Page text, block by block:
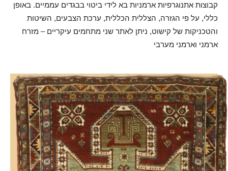
קבוצות אתנוגרפיות ארמניות בא לידי ביטוי בבגדים עממיים. באופן
כללי, על פי הגזרה, הצללית הכללית, ערכת הצבעים, השיטות
והטכניקות של קישוט, ניתן לאתר שני מתחמים עיקריים – מזרח
ארמני וארמני מערבי